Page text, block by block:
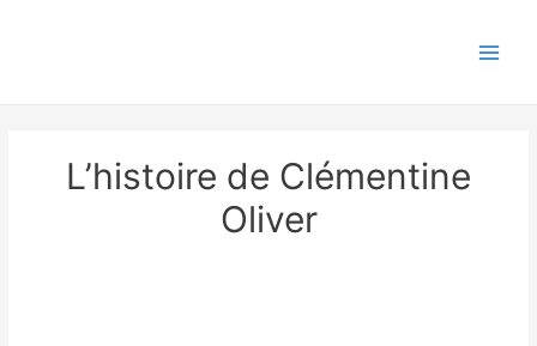
Menu
L’histoire de Clémentine
Oliver